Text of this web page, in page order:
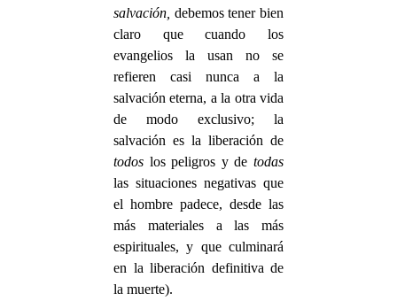
salvación, debemos tener bien
claro que cuando los
evangelios la usan no se
refieren casi nunca a la
salvación eterna, a la otra vida
de modo exclusivo; la
salvación es la liberación de
todos los peligros y detodas
las situaciones negativas que
el hombre padece, desde las
más materiales a las más
espirituales, y que culminará
en la liberación definitiva de
la muerte).